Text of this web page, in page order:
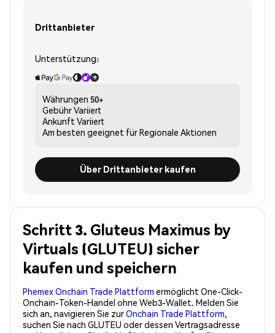
Drittanbieter
Unterstützung:
Währungen 50+
GebührVariiert
Ankunft Variiert
Am besten geeignet fürRegionale Aktionen
Über Drittanbieter kaufen
Schritt 3. Gluteus Maximus by
Virtuals (GLUTEU) sicher
kaufen und speichern
Phemex Onchain Trade Plattform ermöglicht One-Click-
Onchain-Token-Handel ohne Web3-Wallet. Melden Sie
sich an, navigieren Sie zurOnchain Trade Plattform,
suchen Sie nach GLUTEU oder dessen Vertragsadresse